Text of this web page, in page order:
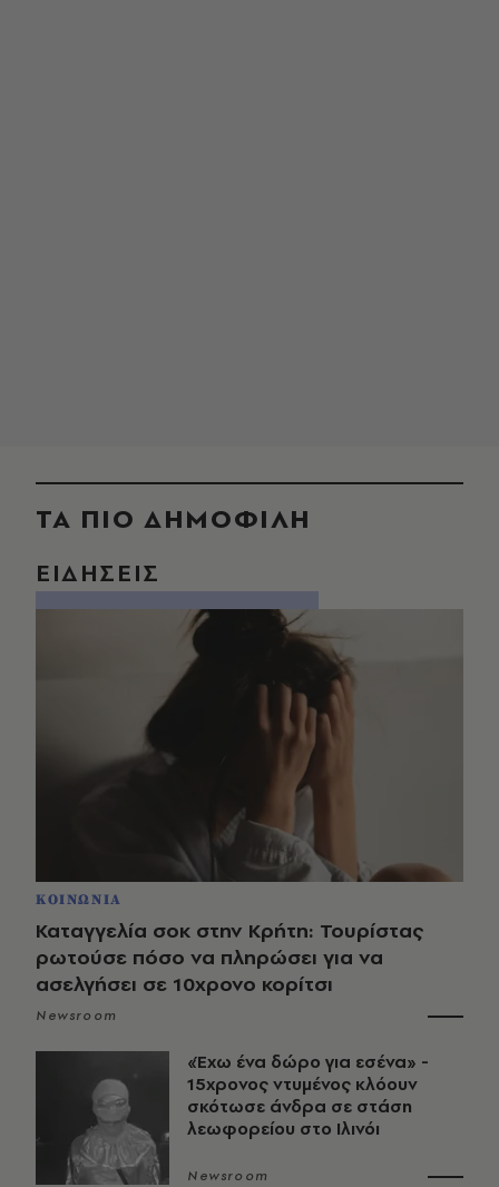
ΤΑ ΠΙΟ ΔΗΜΟΦΙΛΗ
ΕΙΔΗΣΕΙΣ
ΚΟΙΝΩΝΙΑ
Καταγγελία σοκ στην Κρήτη: Τουρίστας
ρωτούσε πόσο να πληρώσει για να
ασελγήσει σε 10χρονο κορίτσι
Newsroom
«Έχω ένα δώρο για εσένα» -
15χρονος ντυμένος κλόουν
σκότωσε άνδρα σε στάση
λεωφορείου στο Ιλινόι
Newsroom